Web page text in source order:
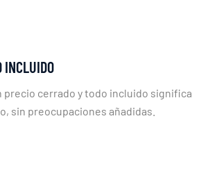
INCLUIDO
cerrado y todo incluido significa
sin preocupaciones añadidas.